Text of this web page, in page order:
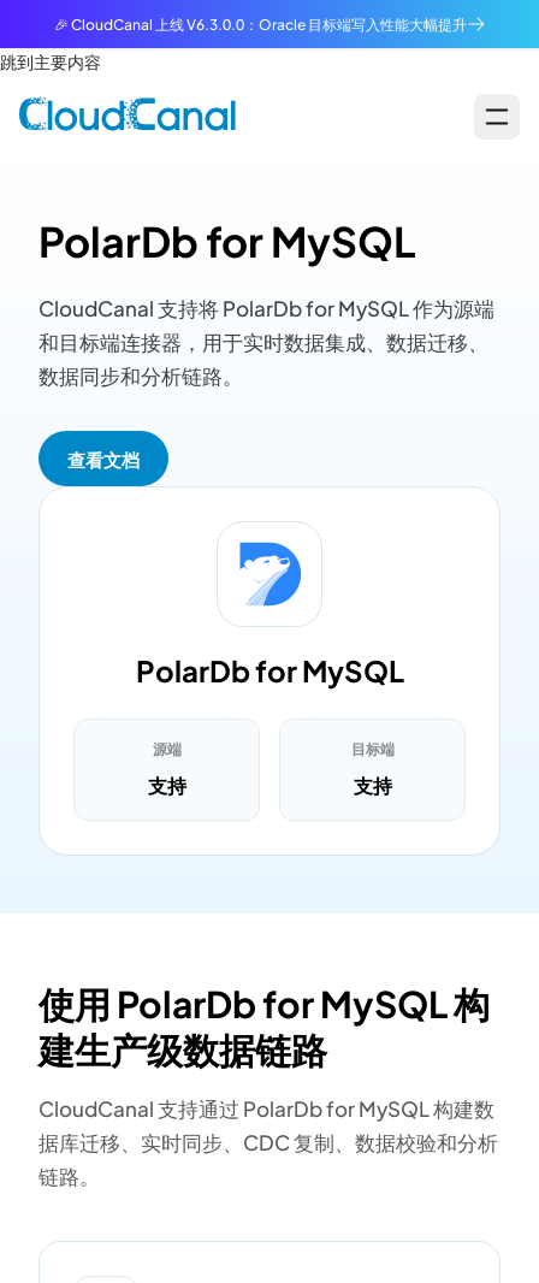
🎉 CloudCanal 上线 V6.3.0.0：Oracle 目标端写入性能大幅提升
跳到主要内容
PolarDb for MySQL
CloudCanal 支持将 PolarDb for MySQL 作为源端
和目标端连接器，用于实时数据集成、数据迁移、
数据同步和分析链路。
查看文档
PolarDb for MySQL
源端
支持
目标端
支持
使用 PolarDb for MySQL 构
建生产级数据链路
CloudCanal 支持通过 PolarDb for MySQL 构建数
据库迁移、实时同步、CDC 复制、数据校验和分析
链路。